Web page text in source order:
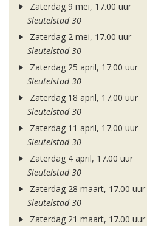
Zaterdag 9 mei, 17.00 uur
Sleutelstad 30
Zaterdag 2 mei, 17.00 uur
Sleutelstad 30
Zaterdag 25 april, 17.00 uur
Sleutelstad 30
Zaterdag 18 april, 17.00 uur
Sleutelstad 30
Zaterdag 11 april, 17.00 uur
Sleutelstad 30
Zaterdag 4 april, 17.00 uur
Sleutelstad 30
Zaterdag 28 maart, 17.00 uur
Sleutelstad 30
Zaterdag 21 maart, 17.00 uur